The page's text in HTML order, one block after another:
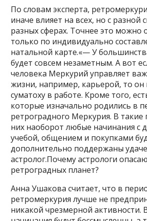
По словам эксперта,
иначе влияет на всех, но с разной
разных сферах. Точнее это можно
только по индивидуально
натальной карте.«— У
будет совсем незаметным. А вот
человека Меркурий управляет
жизни, например, карьерой, то он
суматоху в работе. Кроме того,
которые изначально родились в
ретроградного Меркурия. В такие
них наоборот любые начинания с
учебой, общением и покупками
дополнительно поддержаны
астролог.Почему астрологи
ретроградных планет?
Анна Ушакова считает, что в
ретромеркурия лучше не
никакой чрезмерной активности.